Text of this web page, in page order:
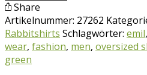
Share
Artikelnummer: 27262
Rabbitshirts Schlagwörter: emil,
wear, fashion, men, oversized
green